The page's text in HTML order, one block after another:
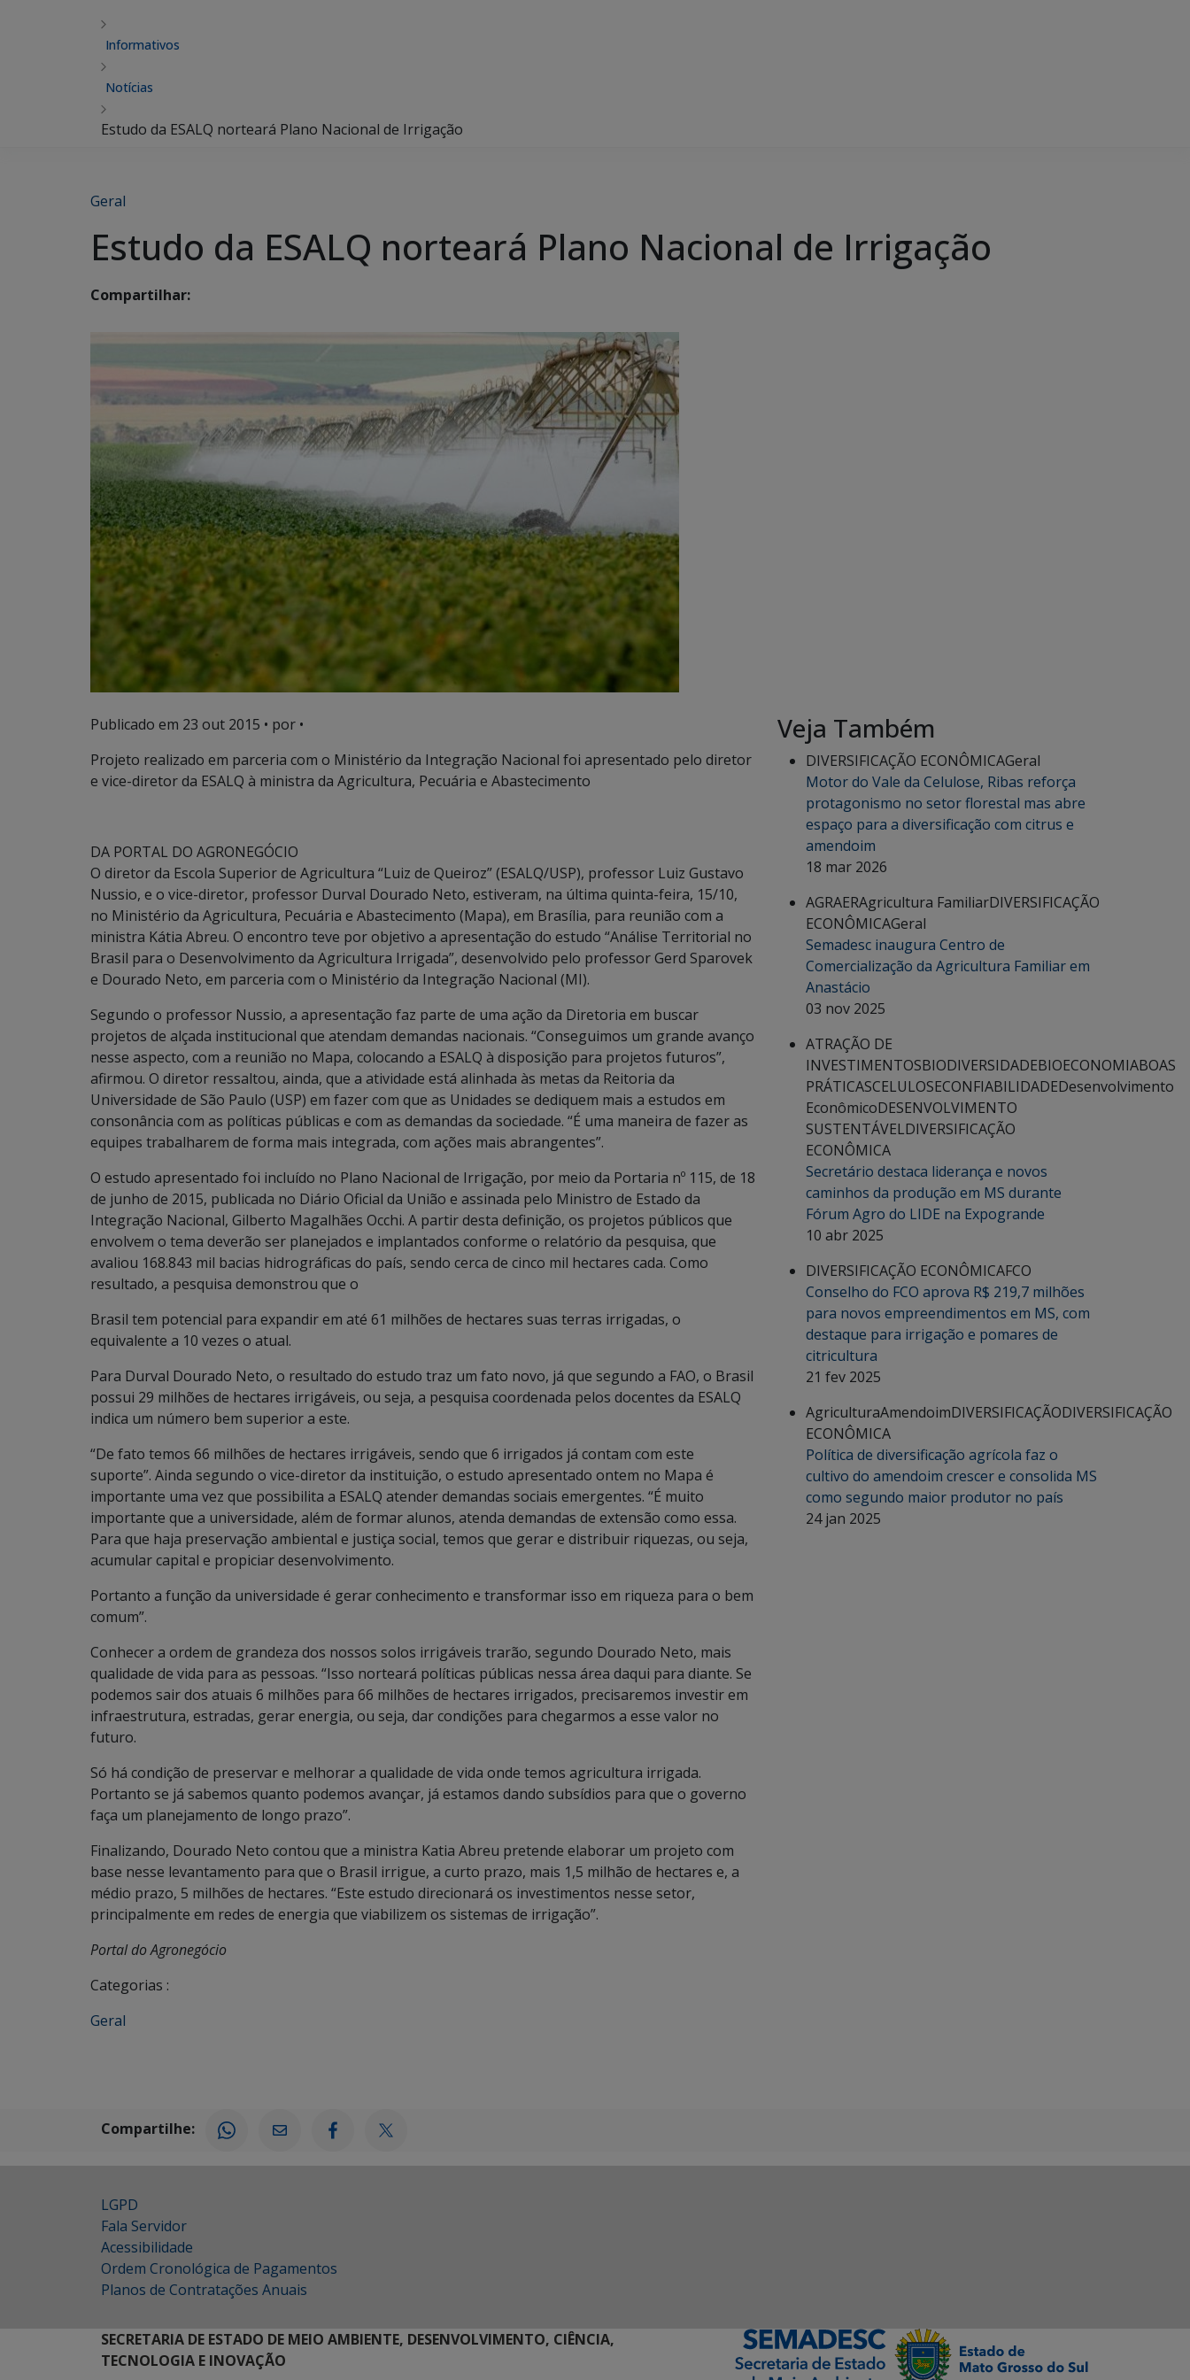
Informativos
Notícias
Estudo da ESALQ norteará Plano Nacional de Irrigação
Geral
Estudo da ESALQ norteará Plano Nacional de Irrigação
Compartilhar:
Publicado em 23 out 2015 • por •
Projeto realizado em parceria com o Ministério da Integração Nacional foi apresentado pelo diretor
e vice-diretor da ESALQ à ministra da Agricultura, Pecuária e Abastecimento
DA PORTAL DO AGRONEGÓCIO
O diretor da Escola Superior de Agricultura “Luiz de Queiroz” (ESALQ/USP), professor Luiz Gustavo
Nussio, e o vice-diretor, professor Durval Dourado Neto, estiveram, na última quinta-feira, 15/10,
no Ministério da Agricultura, Pecuária e Abastecimento (Mapa), em Brasília, para reunião com a
ministra Kátia Abreu. O encontro teve por objetivo a apresentação do estudo “Análise Territorial no
Brasil para o Desenvolvimento da Agricultura Irrigada”, desenvolvido pelo professor Gerd Sparovek
e Dourado Neto, em parceria com o Ministério da Integração Nacional (MI).
Segundo o professor Nussio, a apresentação faz parte de uma ação da Diretoria em buscar
projetos de alçada institucional que atendam demandas nacionais. “Conseguimos um grande avanço
nesse aspecto, com a reunião no Mapa, colocando a ESALQ à disposição para projetos futuros”,
afirmou. O diretor ressaltou, ainda, que a atividade está alinhada às metas da Reitoria da
Universidade de São Paulo (USP) em fazer com que as Unidades se dediquem mais a estudos em
consonância com as políticas públicas e com as demandas da sociedade. “É uma maneira de fazer as
equipes trabalharem de forma mais integrada, com ações mais abrangentes”.
O estudo apresentado foi incluído no Plano Nacional de Irrigação, por meio da Portaria nº 115, de 18
de junho de 2015, publicada no Diário Oficial da União e assinada pelo Ministro de Estado da
Integração Nacional, Gilberto Magalhães Occhi. A partir desta definição, os projetos públicos que
envolvem o tema deverão ser planejados e implantados conforme o relatório da pesquisa, que
avaliou 168.843 mil bacias hidrográficas do país, sendo cerca de cinco mil hectares cada. Como
resultado, a pesquisa demonstrou que o
Brasil tem potencial para expandir em até 61 milhões de hectares suas terras irrigadas, o
equivalente a 10 vezes o atual.
Para Durval Dourado Neto, o resultado do estudo traz um fato novo, já que segundo a FAO, o Brasil
possui 29 milhões de hectares irrigáveis, ou seja, a pesquisa coordenada pelos docentes da ESALQ
indica um número bem superior a este.
“De fato temos 66 milhões de hectares irrigáveis, sendo que 6 irrigados já contam com este
suporte”. Ainda segundo o vice-diretor da instituição, o estudo apresentado ontem no Mapa é
importante uma vez que possibilita a ESALQ atender demandas sociais emergentes. “É muito
importante que a universidade, além de formar alunos, atenda demandas de extensão como essa.
Para que haja preservação ambiental e justiça social, temos que gerar e distribuir riquezas, ou seja,
acumular capital e propiciar desenvolvimento.
Portanto a função da universidade é gerar conhecimento e transformar isso em riqueza para o bem
comum”.
Conhecer a ordem de grandeza dos nossos solos irrigáveis trarão, segundo Dourado Neto, mais
qualidade de vida para as pessoas. “Isso norteará políticas públicas nessa área daqui para diante. Se
podemos sair dos atuais 6 milhões para 66 milhões de hectares irrigados, precisaremos investir em
infraestrutura, estradas, gerar energia, ou seja, dar condições para chegarmos a esse valor no
futuro.
Só há condição de preservar e melhorar a qualidade de vida onde temos agricultura irrigada.
Portanto se já sabemos quanto podemos avançar, já estamos dando subsídios para que o governo
faça um planejamento de longo prazo”.
Finalizando, Dourado Neto contou que a ministra Katia Abreu pretende elaborar um projeto com
base nesse levantamento para que o Brasil irrigue, a curto prazo, mais 1,5 milhão de hectares e, a
médio prazo, 5 milhões de hectares. “Este estudo direcionará os investimentos nesse setor,
principalmente em redes de energia que viabilizem os sistemas de irrigação”.
Portal do Agronegócio
Categorias :
Geral
Veja Também
DIVERSIFICAÇÃO ECONÔMICAGeral
Motor do Vale da Celulose, Ribas reforça
protagonismo no setor florestal mas abre
espaço para a diversificação com citrus e
amendoim
18 mar 2026
AGRAERAgricultura FamiliarDIVERSIFICAÇÃO
ECONÔMICAGeral
Semadesc inaugura Centro de
Comercialização da Agricultura Familiar em
Anastácio
03 nov 2025
ATRAÇÃO DE
INVESTIMENTOSBIODIVERSIDADEBIOECONOMIABOAS
PRÁTICASCELULOSECONFIABILIDADEDesenvolvimento
EconômicoDESENVOLVIMENTO
SUSTENTÁVELDIVERSIFICAÇÃO
ECONÔMICA
Secretário destaca liderança e novos
caminhos da produção em MS durante
Fórum Agro do LIDE na Expogrande
10 abr 2025
DIVERSIFICAÇÃO ECONÔMICAFCO
Conselho do FCO aprova R$ 219,7 milhões
para novos empreendimentos em MS, com
destaque para irrigação e pomares de
citricultura
21 fev 2025
AgriculturaAmendoimDIVERSIFICAÇÃODIVERSIFICAÇÃO
ECONÔMICA
Política de diversificação agrícola faz o
cultivo do amendoim crescer e consolida MS
como segundo maior produtor no país
24 jan 2025
Compartilhe:
LGPD
Fala Servidor
Acessibilidade
Ordem Cronológica de Pagamentos
Planos de Contratações Anuais
SECRETARIA DE ESTADO DE MEIO AMBIENTE, DESENVOLVIMENTO, CIÊNCIA,
TECNOLOGIA E INOVAÇÃO